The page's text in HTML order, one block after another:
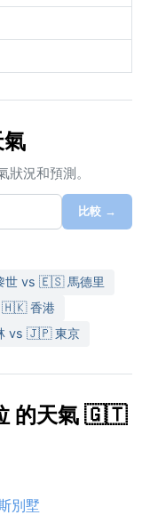
氣
況和預測。
比較 →
vs 🇪🇸 馬德里
香港
vs 🇯🇵 東京
的天氣 🇬🇹
別墅